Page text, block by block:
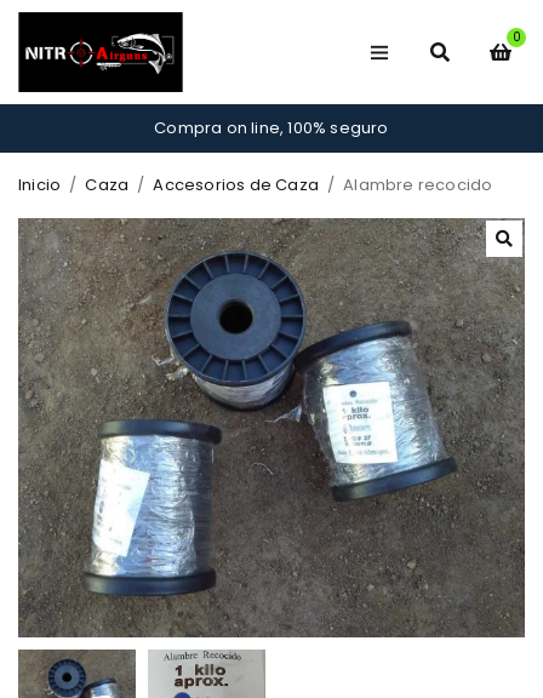
0
Compra on line, 100% seguro
Inicio / Caza / Accesorios de Caza / Alambre recocido